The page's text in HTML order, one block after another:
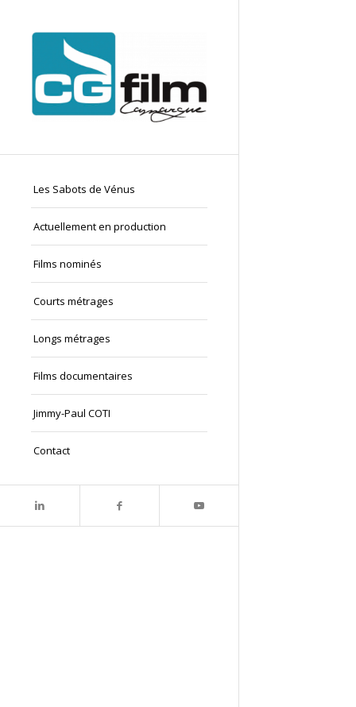
Les Sabots de Vénus
Actuellement en production
Films nominés
Courts métrages
Longs métrages
Films documentaires
Jimmy-Paul COTI
Contact